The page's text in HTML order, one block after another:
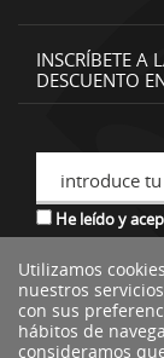
INSCRÍBETE A
DESCUENTO
introduce
He leído y
*descuento no
Utilizamos
nuestros
con sus
hábitos de
consideramos